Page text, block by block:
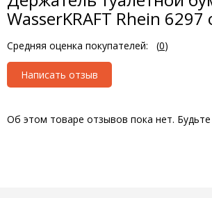
WasserKRAFT Rhein
Средняя оценка покупателей: (0)
Написать отзыв
Об этом товаре отзывов пока нет.